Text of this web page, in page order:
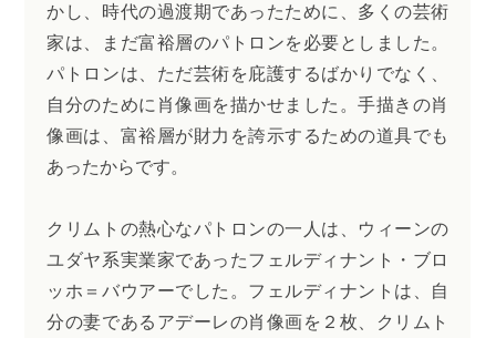
かし、時代の過渡期であったために、多くの芸術
家は、まだ富裕層のパトロンを必要としました。
パトロンは、ただ芸術を庇護するばかりでなく、
自分のために肖像画を描かせました。手描きの肖
像画は、富裕層が財力を誇示するための道具でも
あったからです。
クリムトの熱心なパトロンの一人は、ウィーンの
ユダヤ系実業家であったフェルディナント・ブロ
ッホ＝バウアーでした。フェルディナントは、自
分の妻であるアデーレの肖像画を２枚、クリムト